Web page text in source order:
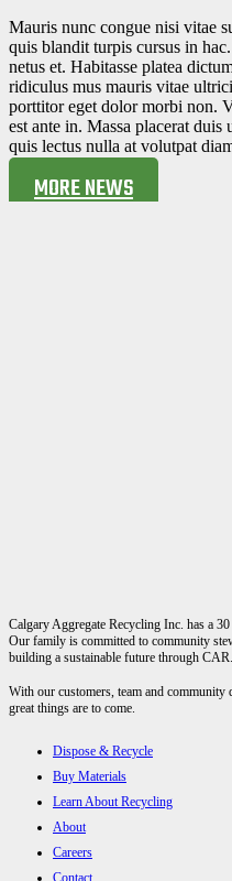
Mauris nunc congue nisi vitae
quis blandit turpis cursus in
netus et. Habitasse platea
ridiculus mus mauris vitae
porttitor eget dolor morbi non.
est ante in. Massa placerat duis
quis lectus nulla at volutpat
MORE NEWS
Calgary Aggregate Recycling Inc. has a
Our family is committed to community
building a sustainable future through CAR.
With our customers, team and
great things are to come.
Dispose & Recycle
Buy Materials
Learn About Recycling
About
Careers
Contact